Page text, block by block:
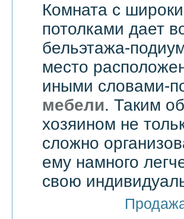
Комната с
потолками дает
бельэтажа-
место
иными словами-
мебели. Таким
хозяином не
сложно
ему намного
свою